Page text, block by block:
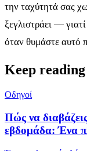
την ταχύτητά σας
ξεγλιστράει —
όταν θυμάστε αυτό
Keep reading
Οδηγοί
Πώς να
εβδομάδα: Ένα